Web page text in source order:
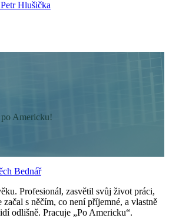
Hlušička
Americku!
Bednář
Profesionál, zasvětil svůj život práci,
s něčím, co není příjemné, a vlastně
odlišně. Pracuje „Po Americku“.